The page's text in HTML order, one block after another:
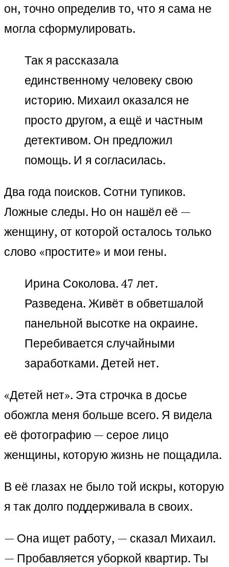
он, точно определив то, что я сама не
могла сформулировать.
Так я рассказала
единственному человеку свою
историю. Михаил оказался не
просто другом, а ещё и частным
детективом. Он предложил
помощь. И я согласилась.
Два года поисков. Сотни тупиков.
Ложные следы. Но он нашёл её —
женщину, от которой осталось только
слово «простите» и мои гены.
Ирина Соколова. 47 лет.
Разведена. Живёт в обветшалой
панельной высотке на окраине.
Перебивается случайными
заработками. Детей нет.
«Детей нет». Эта строчка в досье
обожгла меня больше всего. Я видела
её фотографию — серое лицо
женщины, которую жизнь не пощадила.
В её глазах не было той искры, которую
я так долго поддерживала в своих.
— Она ищет работу, — сказал Михаил.
— Пробавляется уборкой квартир. Ты